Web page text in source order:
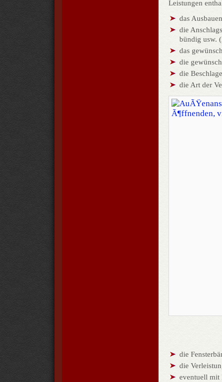
Leistungen
das
die
bündig usw.
das
die
die
die Art der
die
die
eventuell mit